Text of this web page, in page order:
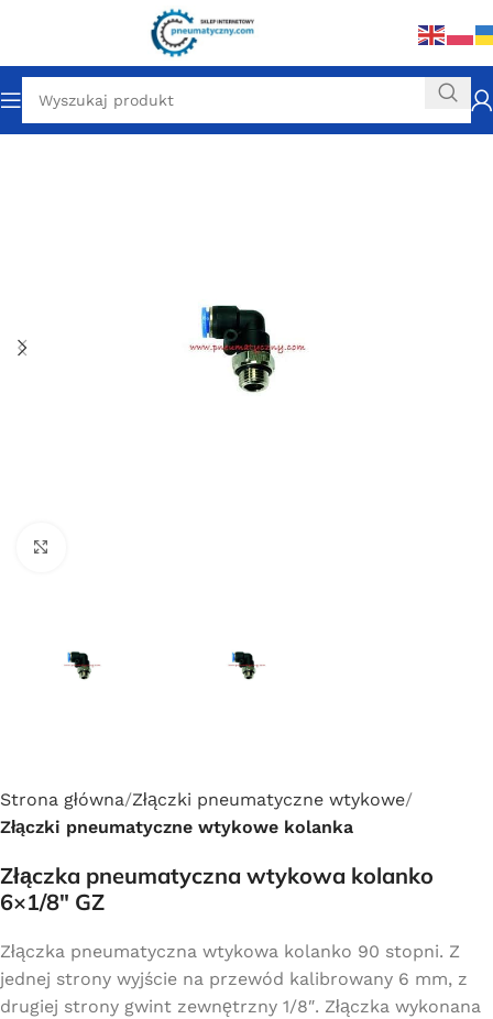
Strona główna Złączki pneumatyczne wtykowe
Złączki pneumatyczne wtykowe kolanka
Złączka pneumatyczna wtykowa kolanko
6×1/8″ GZ
Złączka pneumatyczna wtykowa kolanko 90 stopni. Z
jednej strony wyjście na przewód kalibrowany 6 mm, z
drugiej strony gwint zewnętrzny 1/8″. Złączka wykonana